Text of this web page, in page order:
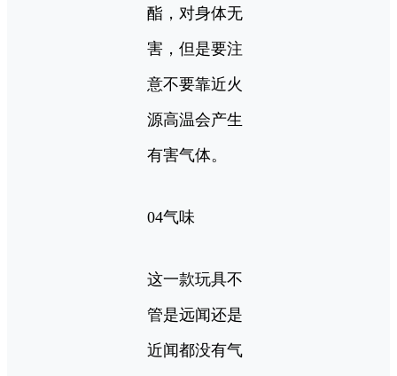
酯，对身体无
害，但是要注
意不要靠近火
源高温会产生
有害气体。
04气味
这一款玩具不
管是远闻还是
近闻都没有气